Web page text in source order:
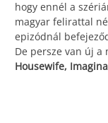
hogy ennél a
magyar felirattal
epizódnál
De persze van új a
Housewife,